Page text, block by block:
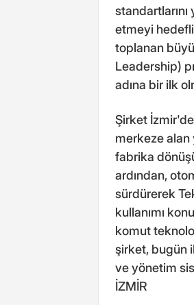
etmeyi
toplanan
Leadership)
adına bir ilk
Şirket
merkeze alan
fabrika
ardından,
sürdürerek
kullanımı
komut
şirket, bugün
ve yönetim
İZMİR